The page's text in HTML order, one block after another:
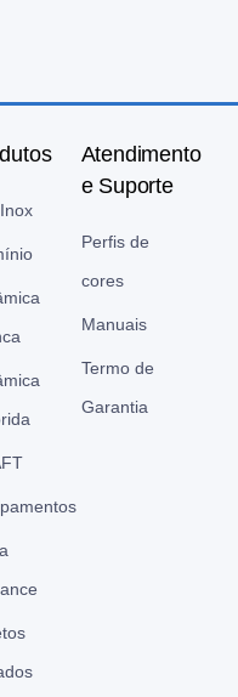
Atendimento
e Suporte
Perfis de
cores
Manuais
Termo de
Garantia